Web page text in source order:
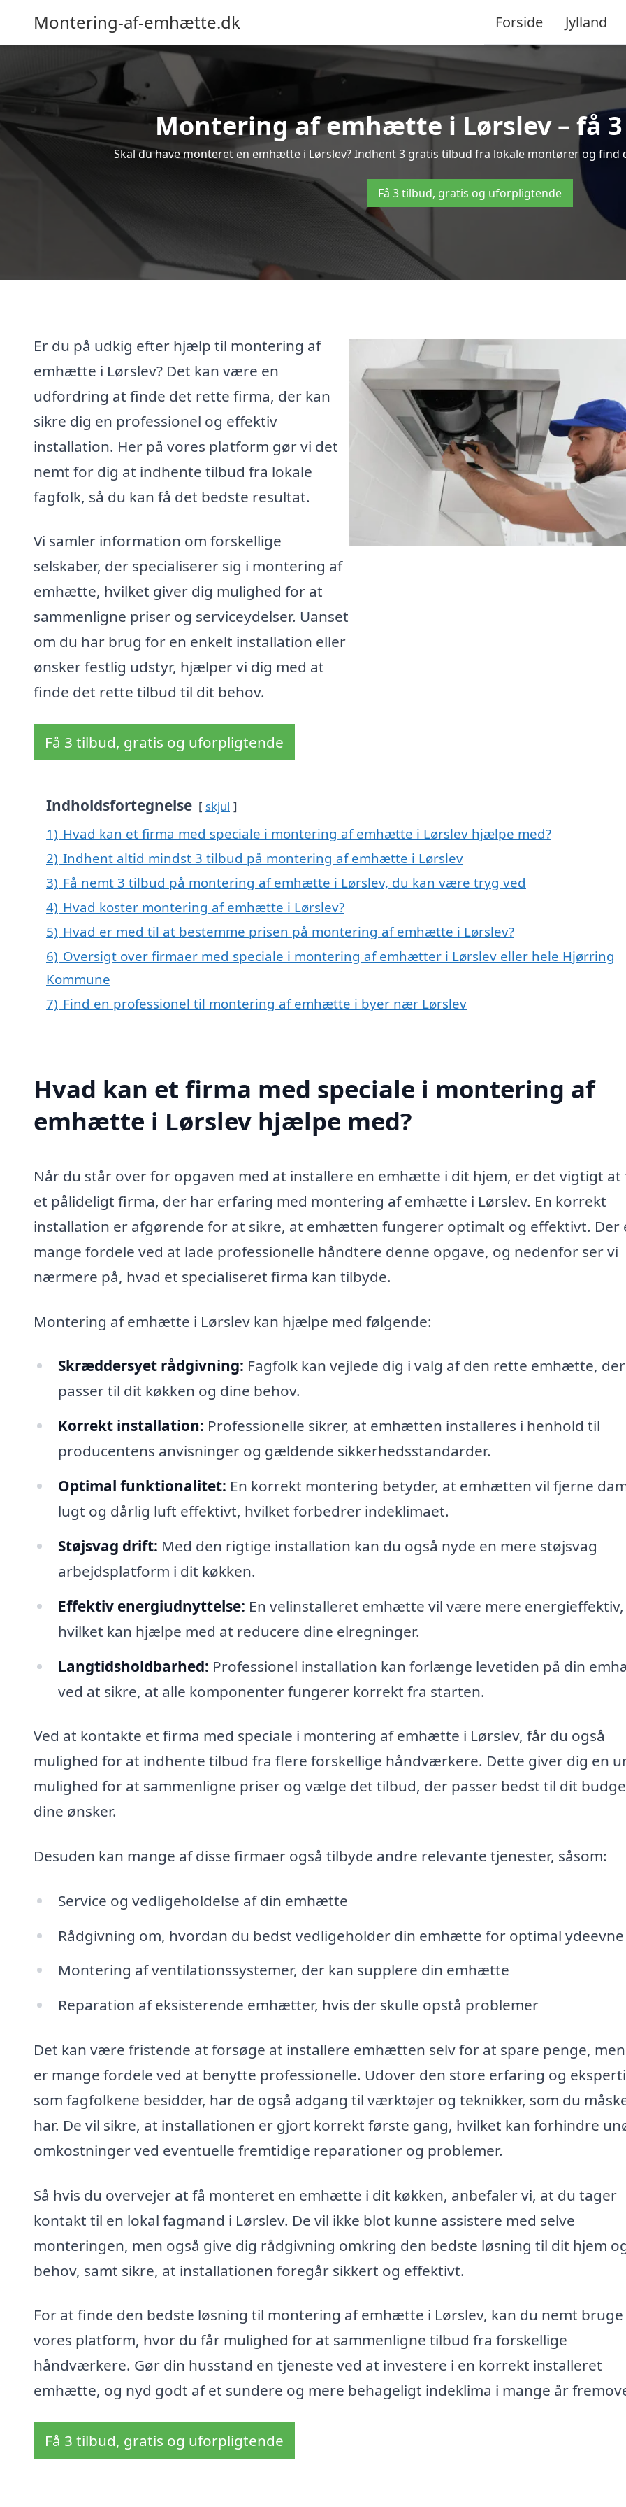
Montering-af-emhætte.dk Forside Jylland
Montering af emhætte i Lørslev – få
Skal du have monteret en emhætte i Lørslev? Indhent 3 gratis tilbud fra lokale montører og
Få 3 tilbud, gratis og uforpligtende
Er du på udkig efter hjælp til montering af
emhætte i Lørslev? Det kan være en
udfordring at finde det rette firma, der kan
sikre dig en professionel og effektiv
installation. Her på vores platform gør vi det
nemt for dig at indhente tilbud fra lokale
fagfolk, så du kan få det bedste resultat.
Vi samler information om forskellige
selskaber, der specialiserer sig i montering af
emhætte, hvilket giver dig mulighed for at
sammenligne priser og serviceydelser. Uanset
om du har brug for en enkelt installation eller
ønsker festlig udstyr, hjælper vi dig med at
finde det rette tilbud til dit behov.
Få 3 tilbud, gratis og uforpligtende
Indholdsfortegnelse skjul
1) Hvad kan et firma med speciale i montering af emhætte i Lørslev hjælpe med?
2) Indhent altid mindst 3 tilbud på montering af emhætte i Lørslev
3) Få nemt 3 tilbud på montering af emhætte i Lørslev, du kan være tryg ved
4) Hvad koster montering af emhætte i Lørslev?
5) Hvad er med til at bestemme prisen på montering af emhætte i Lørslev?
6) Oversigt over firmaer med speciale i montering af emhætter i Lørslev eller hele Hjørring
Kommune
7) Find en professionel til montering af emhætte i byer nær Lørslev
Hvad kan et firma med speciale i montering af
emhætte i Lørslev hjælpe med?
Når du står over for opgaven med at installere en emhætte i dit hjem, er det vigtigt at
et pålideligt firma, der har erfaring med montering af emhætte i Lørslev. En korrekt
installation er afgørende for at sikre, at emhætten fungerer optimalt og effektivt. Der
mange fordele ved at lade professionelle håndtere denne opgave, og nedenfor ser vi
nærmere på, hvad et specialiseret firma kan tilbyde.
Montering af emhætte i Lørslev kan hjælpe med følgende:
Skræddersyet rådgivning: Fagfolk kan vejlede dig i valg af den rette emhætte, der
passer til dit køkken og dine behov.
Korrekt installation: Professionelle sikrer, at emhætten installeres i henhold til
producentens anvisninger og gældende sikkerhedsstandarder.
Optimal funktionalitet: En korrekt montering betyder, at emhætten vil fjerne
lugt og dårlig luft effektivt, hvilket forbedrer indeklimaet.
Støjsvag drift: Med den rigtige installation kan du også nyde en mere støjsvag
arbejdsplatform i dit køkken.
Effektiv energiudnyttelse: En velinstalleret emhætte vil være mere energieffektiv,
hvilket kan hjælpe med at reducere dine elregninger.
Langtidsholdbarhed: Professionel installation kan forlænge levetiden på din
ved at sikre, at alle komponenter fungerer korrekt fra starten.
Ved at kontakte et firma med speciale i montering af emhætte i Lørslev, får du også
mulighed for at indhente tilbud fra flere forskellige håndværkere. Dette giver dig en
mulighed for at sammenligne priser og vælge det tilbud, der passer bedst til dit
dine ønsker.
Desuden kan mange af disse firmaer også tilbyde andre relevante tjenester, såsom:
Service og vedligeholdelse af din emhætte
Rådgivning om, hvordan du bedst vedligeholder din emhætte for optimal ydeevne
Montering af ventilationssystemer, der kan supplere din emhætte
Reparation af eksisterende emhætter, hvis der skulle opstå problemer
Det kan være fristende at forsøge at installere emhætten selv for at spare penge,
er mange fordele ved at benytte professionelle. Udover den store erfaring og
som fagfolkene besidder, har de også adgang til værktøjer og teknikker, som du
har. De vil sikre, at installationen er gjort korrekt første gang, hvilket kan forhindre
omkostninger ved eventuelle fremtidige reparationer og problemer.
Så hvis du overvejer at få monteret en emhætte i dit køkken, anbefaler vi, at du tager
kontakt til en lokal fagmand i Lørslev. De vil ikke blot kunne assistere med selve
monteringen, men også give dig rådgivning omkring den bedste løsning til dit hjem
behov, samt sikre, at installationen foregår sikkert og effektivt.
For at finde den bedste løsning til montering af emhætte i Lørslev, kan du nemt bruge
vores platform, hvor du får mulighed for at sammenligne tilbud fra forskellige
håndværkere. Gør din husstand en tjeneste ved at investere i en korrekt installeret
emhætte, og nyd godt af et sundere og mere behageligt indeklima i mange år
Få 3 tilbud, gratis og uforpligtende